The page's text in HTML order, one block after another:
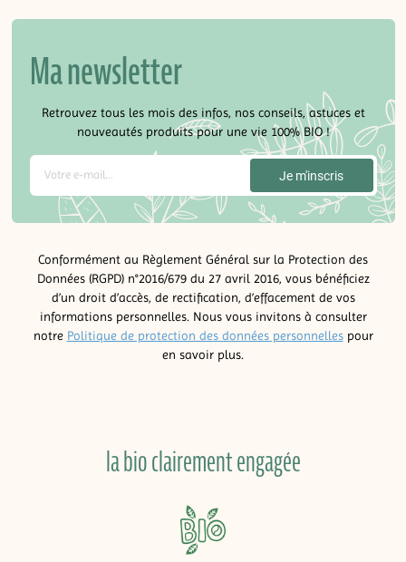
Ma newsletter
Retrouvez tous les mois des infos, nos conseils, astuces et
nouveautés produits pour une vie 100% BIO !
Conformément au Règlement Général sur la Protection des
Données (RGPD) n°2016/679 du 27 avril 2016, vous bénéficiez
d’un droit d’accès, de rectification, d’effacement de vos
informations personnelles. Nous vous invitons à consulter
notre Politique de protection des données personnellespour
en savoir plus.
la bio clairement engagée